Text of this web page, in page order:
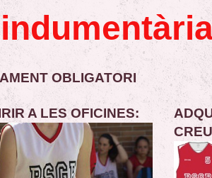
OBLIGATORI
A LES OFICINES: